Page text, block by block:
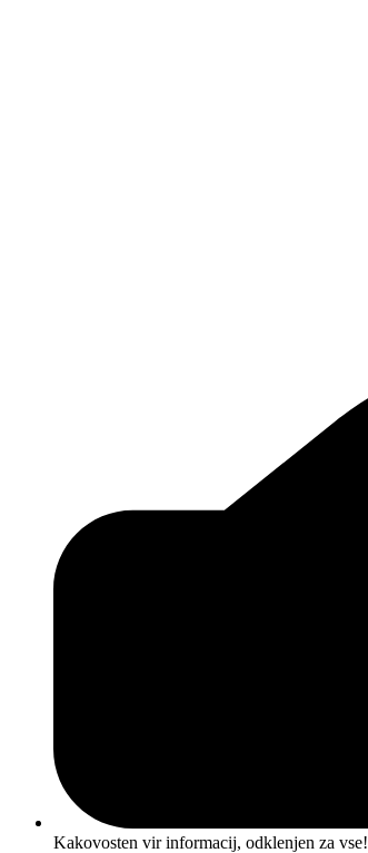
Kakovosten vir informacij, odklenjen za vse!